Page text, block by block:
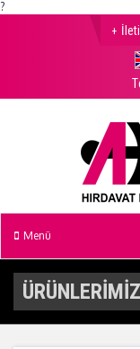
?
Menü
ÜRÜNLERİMİZ